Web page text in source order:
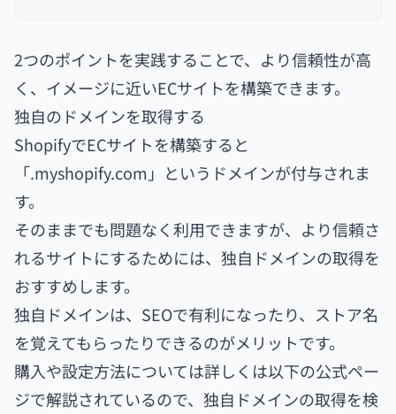
2つのポイントを実践することで、より信頼性が高
く、イメージに近いECサイトを構築できます。
独自のドメインを取得する
ShopifyでECサイトを構築すると
「.myshopify.com」というドメインが付与されま
す。
そのままでも問題なく利用できますが、より信頼さ
れるサイトにするためには、独自ドメインの取得を
おすすめします。
独自ドメインは、SEOで有利になったり、ストア名
を覚えてもらったりできるのがメリットです。
購入や設定方法については詳しくは以下の公式ペー
ジで解説されているので、独自ドメインの取得を検